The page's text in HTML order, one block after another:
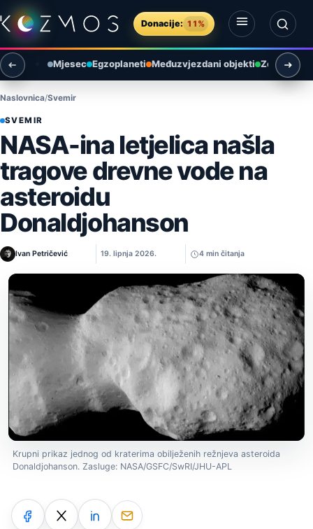
Preskoči na sadržaj
Donacije: 11%
Otvori izbornik
Otvori pretragu
Mjesec Egzoplaneti Međuzvjezdani objekti Zemlja i
Naslovnica Svemir
SVEMIR
NASA-ina letjelica našla
tragove drevne vode na
asteroidu
Donaldjohanson
Ivan Petričević 19. lipnja 2026. 4 min čitanja
Krupni prikaz jednog od kraterima obilježenih režnjeva asteroida
Donaldjohanson. Zasluge: NASA/GSFC/SwRI/JHU-APL